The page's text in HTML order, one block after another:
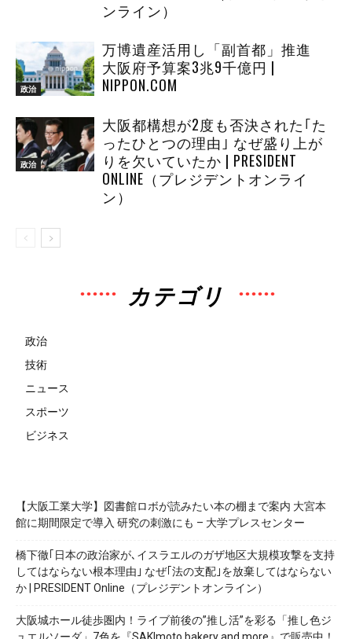
ンライン）
政治
万博遺産活用し「副首都」推進
大阪府予算案3兆9千億円 |
NIPPON.COM
政治
大阪都構想が2度も否決された｢た
ったひとつの理由｣ なぜ盛り上が
りを欠いていたか | PRESIDENT
ONLINE（プレジデントオンライ
ン）
カテゴリ
政治
技術
ニュース
スポーツ
ビジネス
【大阪工業大学】図書館ロボが読みたい本の棚まで案内 大宮本
館に期間限定で導入 研究の刺激にも – 大学プレスセンター
橋下徹｢日本の政治家が､イスラエルのガザ地区大規模攻撃を支持
してはならない根本理由｣ なぜ｢法の支配｣を放棄してはならない
か | PRESIDENT Online（プレジデントオンライン）
大阪城ホール徒歩圏内！ライブ前後の”推し活”を彩る「推し色ジ